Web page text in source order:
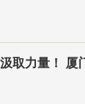
取力量！ 厦